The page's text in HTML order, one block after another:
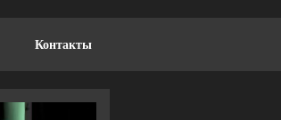
Контакты